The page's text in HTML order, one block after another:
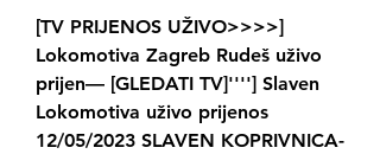
[TV PRIJENOS UŽIVO>>>>]
Lokomotiva Zagreb Rudeš uživo
prijen— [GLEDATI TV]''''] Slaven
Lokomotiva uživo prijenos
12/05/2023 SLAVEN KOPRIVNICA-